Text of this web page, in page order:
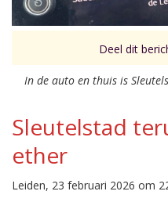
Deel dit
In de auto en thuis is
Sleutelstad
ether
Leiden, 23 februari 2026 om